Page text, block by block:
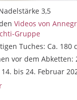
3,5
Videos von
Gruppe
Tuches: Ca. 180
vor dem Abketten:
bis 24. Februar